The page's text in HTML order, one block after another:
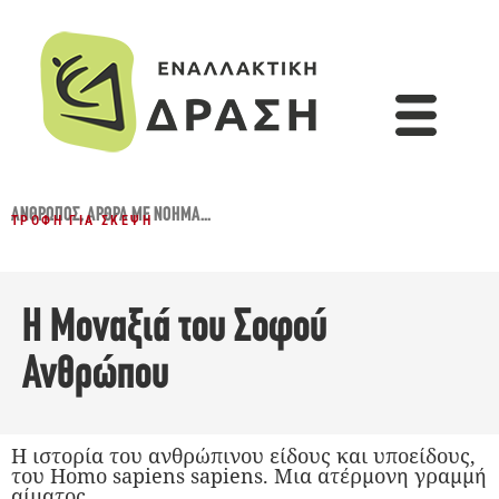
ΆΝΘΡΩΠΟΣ,ΆΡΘΡΑ ΜΕ ΝΌΗΜΑ...
ΤΡΟΦΉ ΓΙΑ ΣΚΈΨΗ
Η Μοναξιά του Σοφού
Ανθρώπου
Η ιστορία του ανθρώπινου είδους και υποείδους,
του Homo sapiens sapiens. Μια ατέρμονη γραμμή